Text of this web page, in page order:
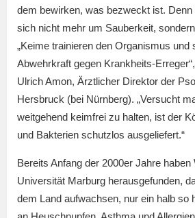
dem bewirken, was bezweckt ist. Denn
sich nicht mehr um Sauberkeit,
„Keime trainieren den Organismus und
Abwehrkraft gegen Krankheits-
Ulrich Amon, Ärztlicher Direktor der
Hersbruck (bei Nürnberg). „Versucht
weitgehend keimfrei zu halten, ist der
und Bakterien schutzlos ausgeliefert.“
Bereits Anfang der 2000er Jahre
Universität Marburg herausgefunden,
dem Land aufwachsen, nur ein halb so